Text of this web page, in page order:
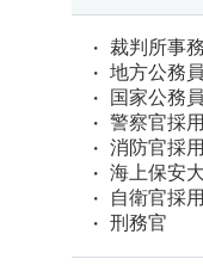
裁判所事
地方公務
国家公務
警察官採
消防官採
海上保安
自衛官採
刑務官